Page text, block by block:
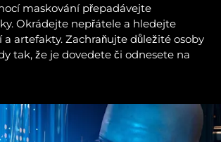
maskování přepadávejte
Okrádejte nepřátele a hledejte
a artefakty. Zachraňujte důležité osoby
tak, že je dovedete či odnesete na